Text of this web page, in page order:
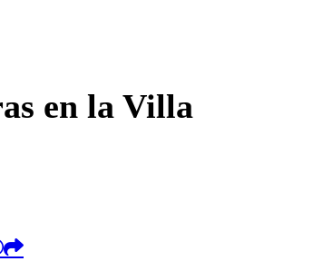
en la Villa